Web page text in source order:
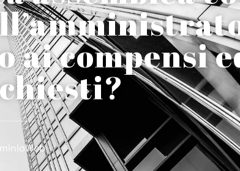
ai compensi